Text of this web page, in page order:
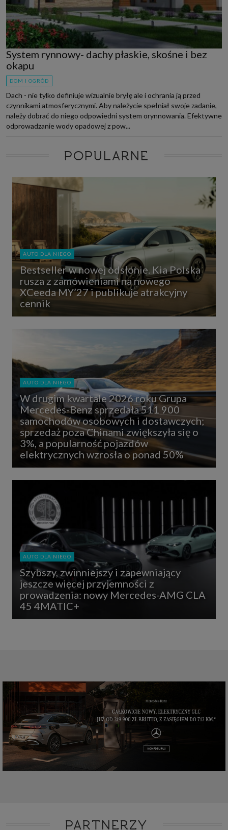
System rynnowy- dachy płaskie, skośne i bez
okapu
DOM I OGRÓD
Dach - nie tylko definiuje wizualnie bryłę ale i ochrania ją przed
czynnikami atmosferycznymi. Aby należycie spełniał swoje zadanie,
należy dobrać do niego odpowiedni system orynnowania. Efektywne
odprowadzanie wody opadowej z pow...
POPULARNE
AUTO DLA NIEGO
Bestseller w nowej odsłonie. Kia Polska
rusza z zamówieniami na nowego
XCeeda MY’27 i publikuje atrakcyjny
cennik
AUTO DLA NIEGO
W drugim kwartale 2026 roku Grupa
Mercedes-Benz sprzedała 511 900
samochodów osobowych i dostawczych;
sprzedaż poza Chinami zwiększyła się o
3%, a popularność pojazdów
elektrycznych wzrosła o ponad 50%
AUTO DLA NIEGO
Szybszy, zwinniejszy i zapewniający
jeszcze więcej przyjemności z
prowadzenia: nowy Mercedes-AMG CLA
45 4MATIC+
PARTNERZY